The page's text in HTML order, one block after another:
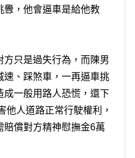
釁，他會逼車是給他教
只是過失行為，而陳男
速、踩煞車，一再逼車挑
成一般用路人恐慌，還下
他人道路正常行駛權利，
賠償對方精神慰撫金6萬